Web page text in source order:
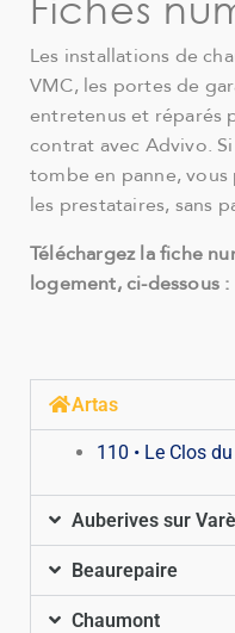
Les installations de
VMC, les portes de
entretenus et réparés
contrat avec Advivo.
tombe en panne,
les prestataires, sans
Téléchargez la fiche
logement, ci-dessous :
Artas
110 • Le Clos
Auberives sur
Beaurepaire
Chaumont